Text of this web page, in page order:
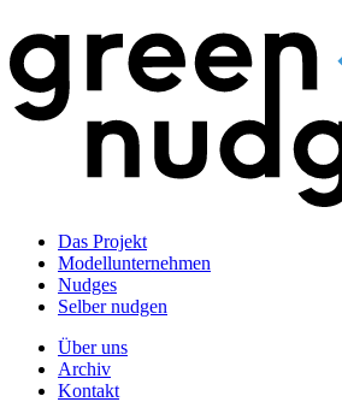
Das Projekt
Modellunternehmen
Nudges
Selber nudgen
Über uns
Archiv
Kontakt